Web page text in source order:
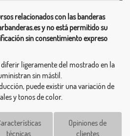
relacionados con las banderas
y no está permitido su
sin consentimiento expreso
ligeramente del mostrado en la
sin mástil.
puede existir una variación de
y tonos de color.
técnicas
Opiniones de
clientes